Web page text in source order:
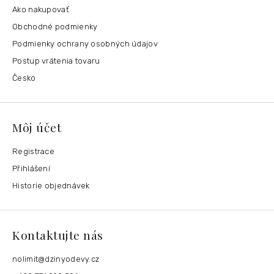
Ako nakupovať
Obchodné podmienky
Podmienky ochrany osobných údajov
Postup vrátenia tovaru
Česko
Môj účet
Registrace
Přihlášení
Historie objednávek
Kontaktujte nás
nolimit@dzinyodevy.cz